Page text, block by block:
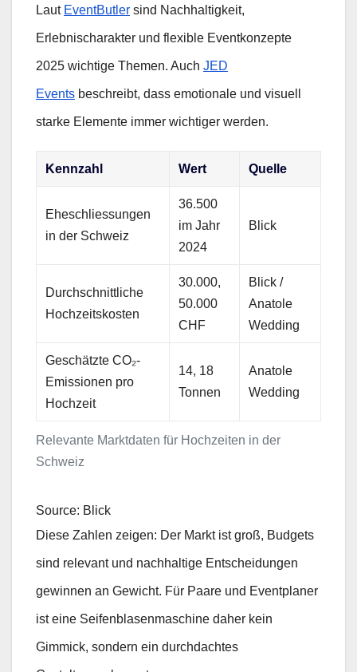
Laut EventButler sind Nachhaltigkeit,
Erlebnischarakter und flexible Eventkonzepte
2025 wichtige Themen. Auch JED
Events beschreibt, dass emotionale und visuell
starke Elemente immer wichtiger werden.
Relevante Marktdaten für Hochzeiten in der
Schweiz
Kennzahl Wert Quelle
Eheschliessungen
in der Schweiz
36.500
im Jahr
2024
Blick
Durchschnittliche
Hochzeitskosten
30.000,
50.000
CHF
Blick /
Anatole
Wedding
Geschätzte CO₂-
Emissionen pro
Hochzeit
14, 18
Tonnen
Anatole
Wedding
Source: Blick
Diese Zahlen zeigen: Der Markt ist groß, Budgets
sind relevant und nachhaltige Entscheidungen
gewinnen an Gewicht. Für Paare und Eventplaner
ist eine Seifenblasenmaschine daher kein
Gimmick, sondern ein durchdachtes